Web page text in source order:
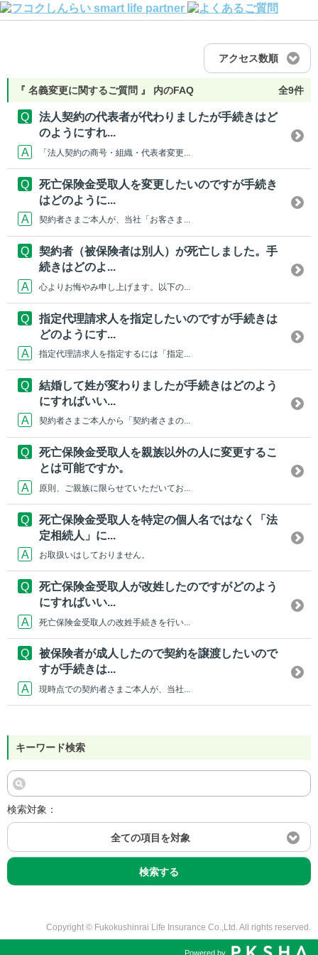
アクセス数順
『 名義変更に関するご質問 』 内のFAQ 全9件
法人契約の代表者が代わりましたが手続きはど
のようにすれ...
「法人契約の商号・組織・代表者変更...
死亡保険金受取人を変更したいのですが手続き
はどのように...
契約者さまご本人が、当社「お客さま...
契約者（被保険者は別人）が死亡しました。手
続きはどのよ...
心よりお悔やみ申し上げます。以下の...
指定代理請求人を指定したいのですが手続きは
どのようにす...
指定代理請求人を指定するには「指定...
結婚して姓が変わりましたが手続きはどのよう
にすればいい...
契約者さまご本人から「契約者さまの...
死亡保険金受取人を親族以外の人に変更するこ
とは可能ですか。
原則、ご親族に限らせていただいてお...
死亡保険金受取人を特定の個人名ではなく「法
定相続人」に...
お取扱いはしておりません。
死亡保険金受取人が改姓したのですがどのよう
にすればいい...
死亡保険金受取人の改姓手続きを行い...
被保険者が成人したので契約を譲渡したいので
すが手続きは...
現時点での契約者さまご本人が、当社...
キーワード検索
検索対象：
全ての項目を対象
検索する
Copyright © Fukokushinrai Life Insurance Co.,Ltd. All rights reserved.
Powered by